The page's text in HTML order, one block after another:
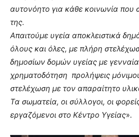
αυτονόητο για κάθε κοινωνία που
της.
Απαιτούμε υγεία αποκλειστικά
όλους και όλες, με πλήρη
δημοσίων δομών υγείας με
χρηματοδότηση προλήψεις
στελέχωση με τον απαραίτητο
Τα σωματεία, οι σύλλογοι, οι
εργαζόμενοι στο Κέντρο Υγείας».